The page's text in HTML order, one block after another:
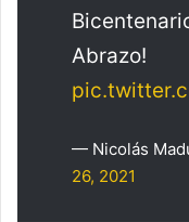
Abrazo!
— Nicolás
26, 2021